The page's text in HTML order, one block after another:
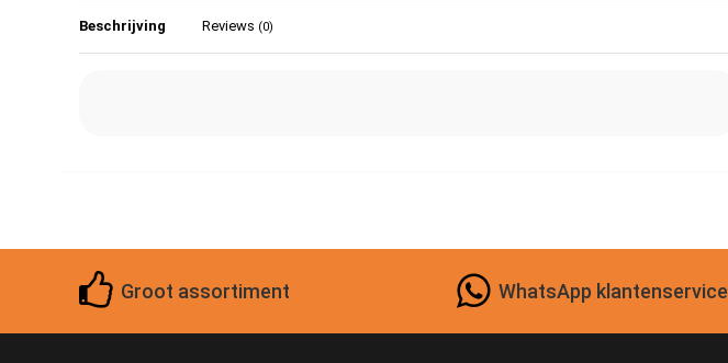
Beschrijving Reviews (0)
Groot assortiment WhatsApp klantenservice